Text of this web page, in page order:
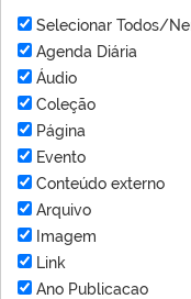
Selecionar Todos/
Agenda Diária
Áudio
Coleção
Página
Evento
Conteúdo externo
Arquivo
Imagem
Link
Ano Publicacao